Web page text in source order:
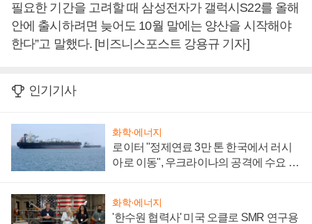
필요한 기간을 고려할 때 삼성전자가 갤럭시S22를 올해
안에 출시하려면 늦어도 10월 말에는 양산을 시작해야
한다”고 말했다. [비즈니스포스트 강용규 기자]
인기기사
화학·에너지
로이터 "정제연료 3만 톤 한국에서 러시
아로 이동", 우크라이나의 공격에 수요 늘
화학·에너지
'한수원 협력사' 미국 오클로 SMR 연구용